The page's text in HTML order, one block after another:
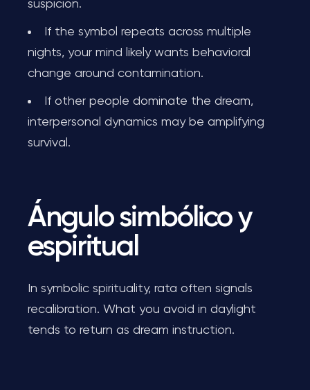
suspicion.
If the symbol repeats across multiple
nights, your mind likely wants behavioral
change around contamination.
If other people dominate the dream,
interpersonal dynamics may be amplifying
survival.
Ángulo simbólico y
espiritual
In symbolic spirituality, rata often signals
recalibration. What you avoid in daylight
tends to return as dream instruction.